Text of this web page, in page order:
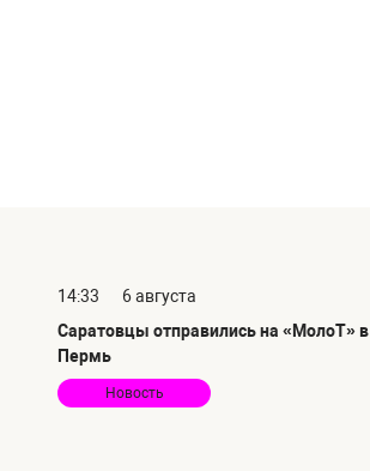
14:33
6 августа
Саратовцы отправились на «МолоТ» в
Пермь
Новость